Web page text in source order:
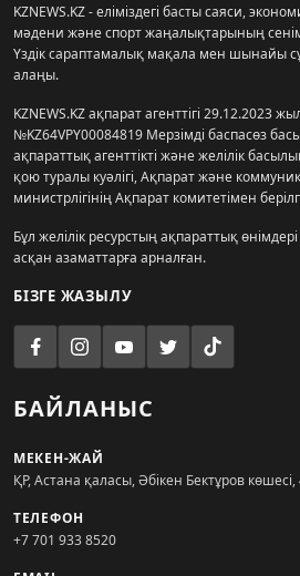
KZNEWS.KZ - еліміздегі басты саяси,
мәдени және спорт жаңалықтарының
Үздік сараптамалық мақала мен шынайы
алаңы.
KZNEWS.KZ ақпарат агенттігі 29.12.2023
№KZ64VPY00084819 Мерзімді баспасөз
ақпараттық агенттікті және желілік
қою туралы куәлігі, Ақпарат және
министрлігінің Ақпарат комитетімен
Бұл желілік ресурстың ақпараттық
асқан азаматтарға арналған.
БІЗГЕ ЖАЗЫЛУ
БАЙЛАНЫС
МЕКЕН-ЖАЙ
ҚР, Астана қаласы, Әбікен Бектұров көшесі,
ТЕЛЕФОН
+7 701 933 8520